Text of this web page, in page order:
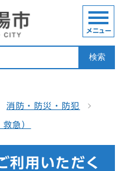
検索
メニュー
消防・防災・防犯
急）
利用いただく